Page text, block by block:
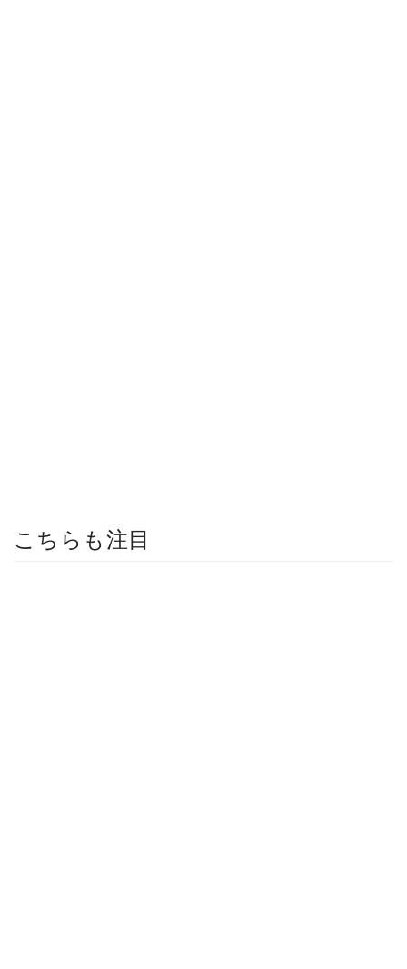
こちらも注目